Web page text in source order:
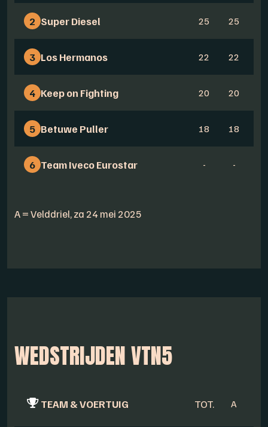
2 Super Diesel 25 25
3 Los Hermanos 22 22
4 Keep on Fighting 20 20
5 Betuwe Puller 18 18
6 Team Iveco Eurostar - -
A = Velddriel, za 24 mei 2025
WEDSTRIJDEN VTN5
TEAM & VOERTUIG TOT. A